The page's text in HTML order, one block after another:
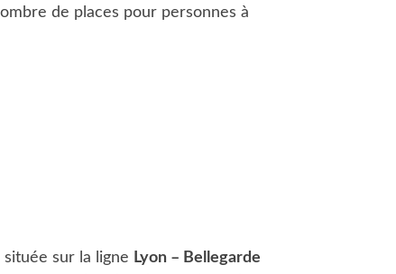
de places pour personnes à
située sur la ligne Lyon – Bellegarde